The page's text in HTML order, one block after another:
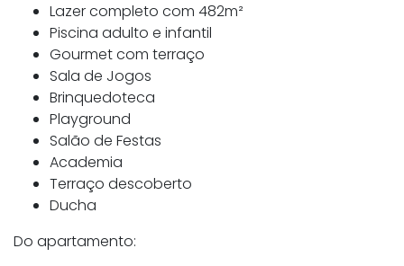
Lazer completo com 482m²
Piscina adulto e infantil
Gourmet com terraço
Sala de Jogos
Brinquedoteca
Playground
Salão de Festas
Academia
Terraço descoberto
Ducha
Do apartamento: